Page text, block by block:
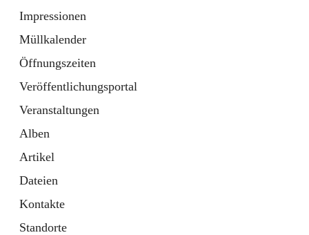
Impressionen
Müllkalender
Öffnungszeiten
Veröffentlichungsportal
Veranstaltungen
Alben
Artikel
Dateien
Kontakte
Standorte
Bürgerservice
10 Schnellzugriffe